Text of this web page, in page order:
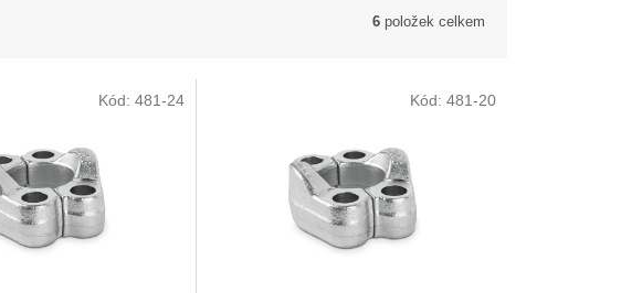
6 položek celkem
Kód: 481-24 Kód: 481-20